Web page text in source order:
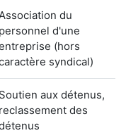
du
personnel d'une
(hors
syndical)
Soutien aux détenus,
reclassement des